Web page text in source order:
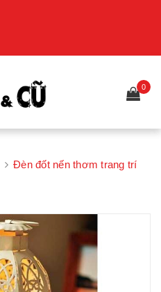
0
Đèn đốt nến thơm trang trí